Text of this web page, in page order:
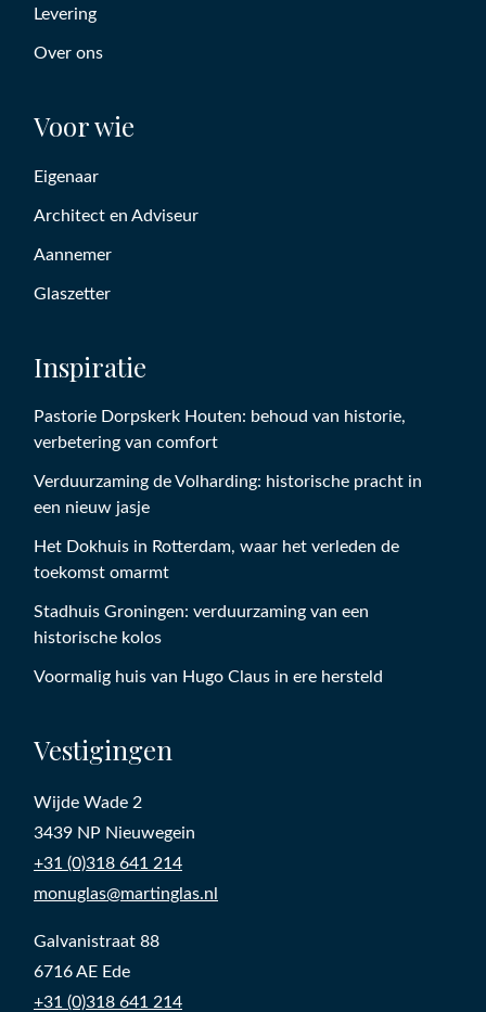
Levering
Over ons
Voor wie
Eigenaar
Architect en Adviseur
Aannemer
Glaszetter
Inspiratie
Pastorie Dorpskerk Houten: behoud van historie,
verbetering van comfort
Verduurzaming de Volharding: historische pracht in
een nieuw jasje
Het Dokhuis in Rotterdam, waar het verleden de
toekomst omarmt
Stadhuis Groningen: verduurzaming van een
historische kolos
Voormalig huis van Hugo Claus in ere hersteld
Vestigingen
Wijde Wade 2
3439 NP Nieuwegein
+31 (0)318 641 214
monuglas@martinglas.nl
Galvanistraat 88
6716 AE Ede
+31 (0)318 641 214